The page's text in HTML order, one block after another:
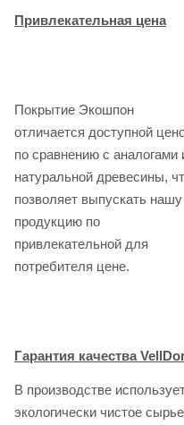
Привлекательная цена
Покрытие Экошпон
отличается доступной
по сравнению с аналогами
натуральной древесины,
позволяет выпускать нашу
продукцию по
привлекательной для
потребителя цене.
Гарантия качества
В производстве
экологически чистое